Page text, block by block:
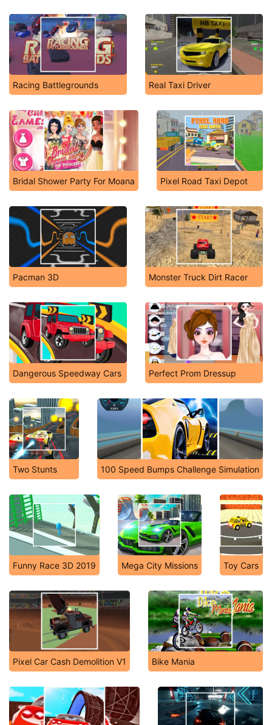
Racing Battlegrounds Real Taxi Driver
Bridal Shower Party For Moana Pixel Road Taxi Depot
Pacman 3D Monster Truck Dirt Racer
Dangerous Speedway Cars Perfect Prom Dressup
Two Stunts 100 Speed Bumps Challenge Simulation
Funny Race 3D 2019 Mega City Missions Toy Cars
Pixel Car Cash Demolition V1 Bike Mania